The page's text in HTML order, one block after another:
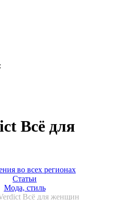
Всё для
во всех регионах
Статьи
Мода, стиль
Всё для женщин